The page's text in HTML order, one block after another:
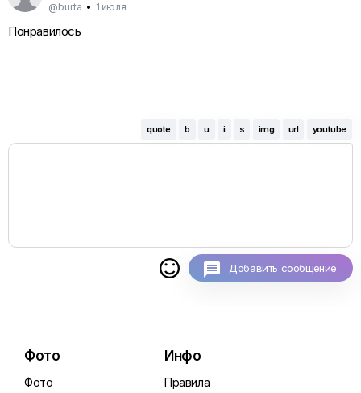
@burta • 1 июля
Понравилось
quote b u i s img url youtube
 Добавить сообщение
Фото
Фото
Инфо
Правила